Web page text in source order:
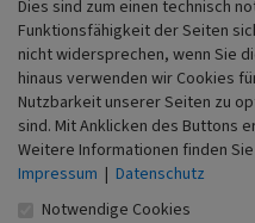
Kunstdenkmäler von
Rheinland.) Petersberg.
Gatzen, Julius (1931)
Frechen. (Kommunale
Volkshochschule
Industrialisierung
Menschen.
Frechen - 9. November-
Dies sind zum einen technisch
Funktionsfähigkeit der Seiten
nicht widersprechen, wenn Sie
hinaus verwenden wir Cookies
Nutzbarkeit unserer Seiten zu
sind. Mit Anklicken des Buttons
Weitere Informationen finden
Impressum | Datenschutz
Notwendige Cookies